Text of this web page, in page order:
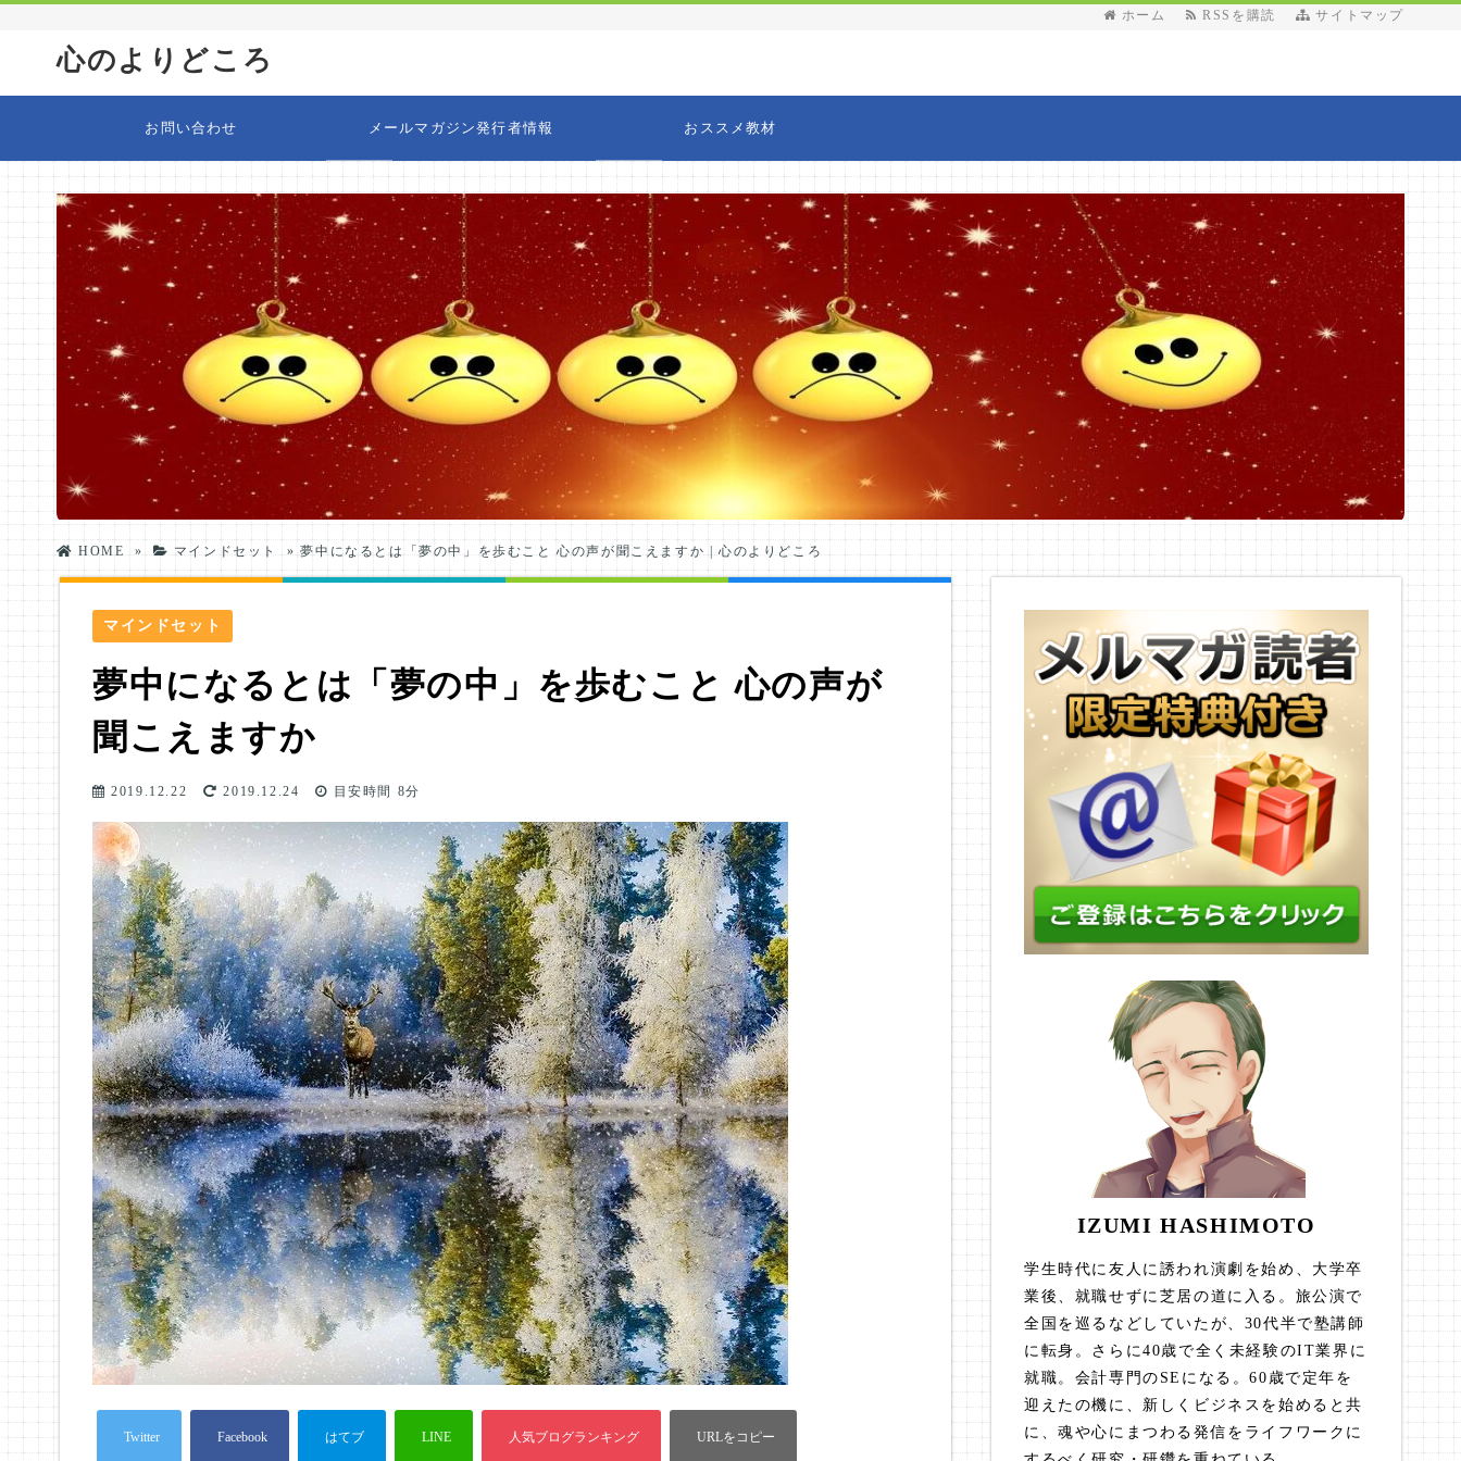
サイトマップ
RSSを購読
ホーム
心のよりどころ
お問い合わせ メールマガジン発行者情報 おススメ教材
HOME » マインドセット »夢中になるとは「夢の中」を歩むこと 心の声が聞こえますか | 心のよりどころ
マインドセット
夢中になるとは「夢の中」を歩むこと 心の声が
聞こえますか
2019.12.22 2019.12.24 目安時間 8分
IZUMI HASHIMOTO
学生時代に友人に誘われ演劇を始め、大学卒
業後、就職せずに芝居の道に入る。旅公演で
全国を巡るなどしていたが、30代半で塾講師
に転身。さらに40歳で全く未経験のIT業界に
就職。会計専門のSEになる。60歳で定年を
迎えたの機に、新しくビジネスを始めると共
に、魂や心にまつわる発信をライフワークに